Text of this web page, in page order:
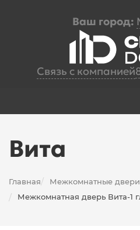
Ваш город:
Связь с компанией
Вита
Главная/ Межкомнатные двери
/ Межкомнатная дверь Вита-1